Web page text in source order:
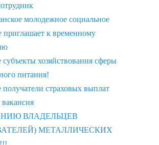
молодежное социальное
к временному
хозяйствования сферы
питания!
страховых выплат
ВЛАДЕЛЬЦЕВ
МЕТАЛЛИЧЕСКИХ